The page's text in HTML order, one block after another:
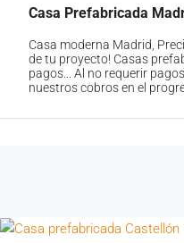
Casa moderna Madrid,
de tu proyecto! Casas
pagos... Al no requerir
nuestros cobros en el